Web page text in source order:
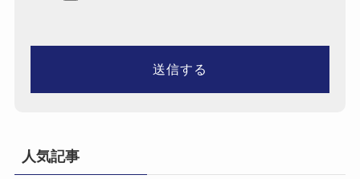
人気記事